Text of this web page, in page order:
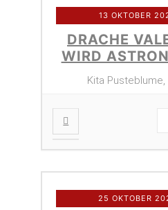
13 OKTOBER
DRACHE
WIRD
Kita Pusteblume,
25 OKTOBER